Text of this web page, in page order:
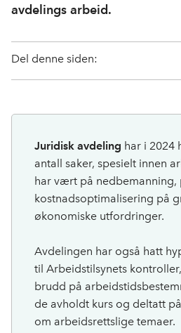
avdelings arbeid.
Del denne siden:
Juridisk avdeling har i 2024
antall saker, spesielt innen
har vært på
kostnadsoptimalisering på
økonomiske utfordringer.
Avdelingen har også hatt
til Arbeidstilsynets
brudd på
de avholdt kurs og deltatt
om arbeidsrettslige temaer.